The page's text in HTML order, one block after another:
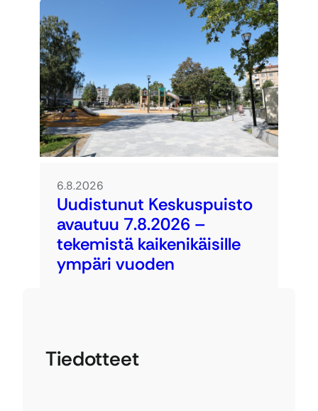
6.8.2026
Uudistunut Keskuspuisto
avautuu 7.8.2026 –
tekemistä kaikenikäisille
ympäri vuoden
Tiedotteet